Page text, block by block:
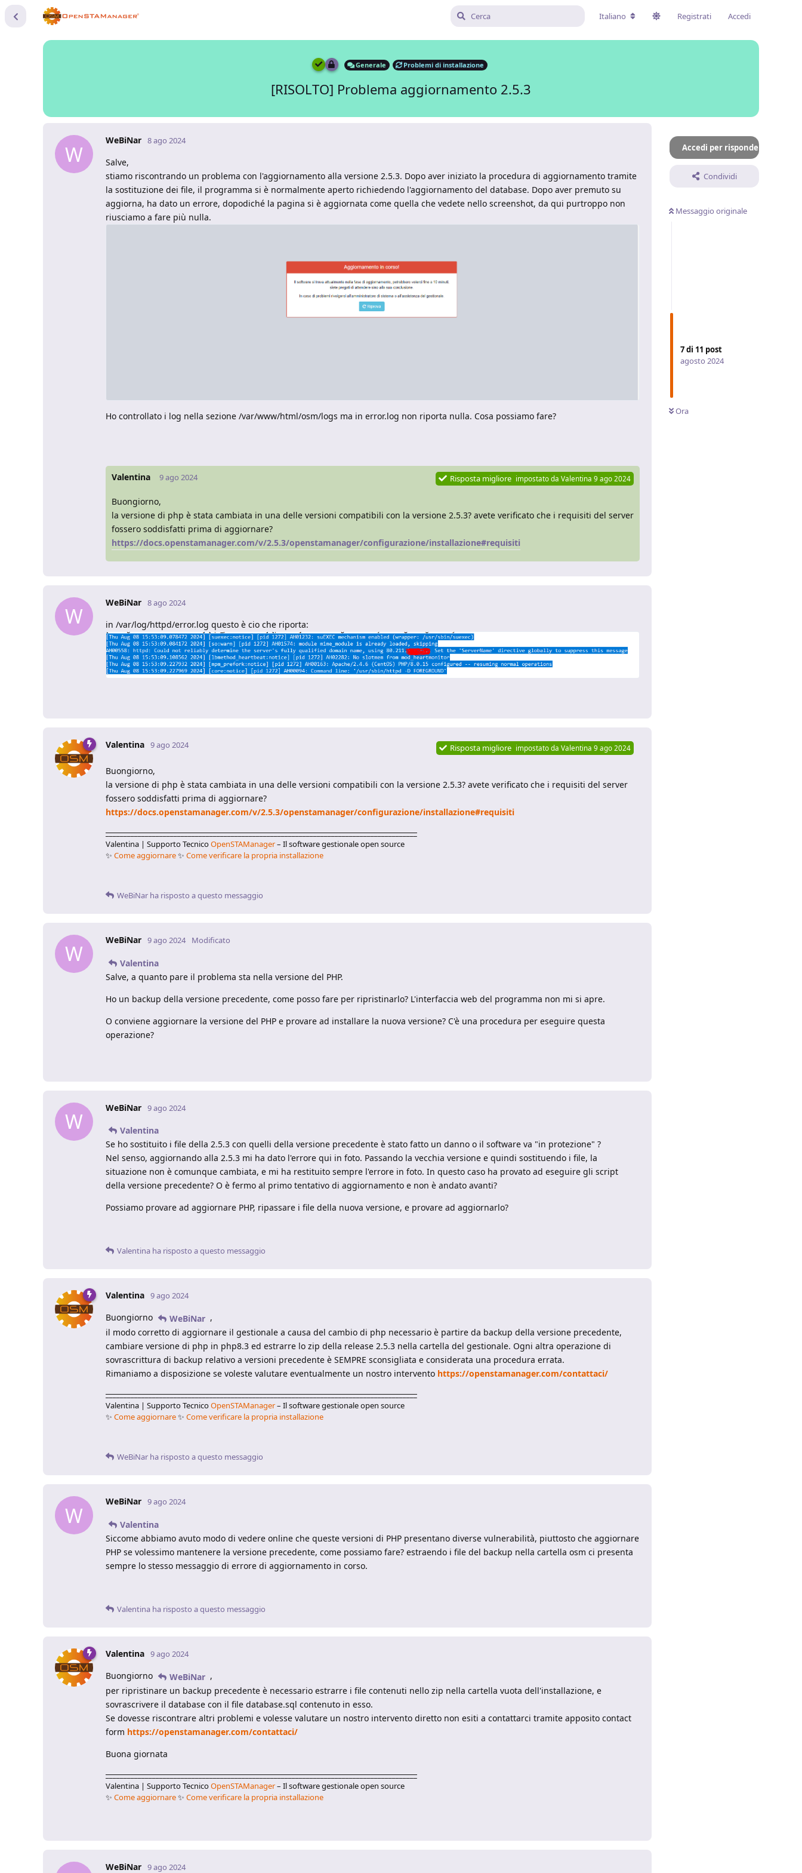
Italiano Registrati Accedi
Generale Problemi di installazione
[RISOLTO] Problema aggiornamento 2.5.3
Accedi per rispondere
Condividi
Messaggio originale
7di 11 post
agosto 2024
Ora
W
WeBiNar 8 ago 2024
Salve,
stiamo riscontrando un problema con l'aggiornamento alla versione 2.5.3. Dopo aver iniziato la procedura di aggiornamento tramite
la sostituzione dei file, il programma si è normalmente aperto richiedendo l'aggiornamento del database. Dopo aver premuto su
aggiorna, ha dato un errore, dopodiché la pagina si è aggiornata come quella che vedete nello screenshot, da qui purtroppo non
riusciamo a fare più nulla.
Ho controllato i log nella sezione /var/www/html/osm/logs ma in error.log non riporta nulla. Cosa possiamo fare?
Valentina 9 ago 2024 Risposta migliore impostato da Valentina 9 ago 2024
Buongiorno,
la versione di php è stata cambiata in una delle versioni compatibili con la versione 2.5.3? avete verificato che i requisiti del server
fossero soddisfatti prima di aggiornare?
https://docs.openstamanager.com/v/2.5.3/openstamanager/configurazione/installazione#requisiti
W
WeBiNar 8 ago 2024
in /var/log/httpd/error.log questo è cio che riporta:
Valentina 9 ago 2024 Risposta migliore impostato da Valentina 9 ago 2024
Buongiorno,
la versione di php è stata cambiata in una delle versioni compatibili con la versione 2.5.3? avete verificato che i requisiti del server
fossero soddisfatti prima di aggiornare?
https://docs.openstamanager.com/v/2.5.3/openstamanager/configurazione/installazione#requisiti
_______________________________________________________________________________________
Valentina | Supporto TecnicoOpenSTAManager– Il software gestionale open source
✨ Come aggiornare✨ Come verificare la propria installazione
WeBiNar ha risposto a questo messaggio
W
WeBiNar 9 ago 2024 Modificato
Valentina
Salve, a quanto pare il problema sta nella versione del PHP.
Ho un backup della versione precedente, come posso fare per ripristinarlo? L'interfaccia web del programma non mi si apre.
O conviene aggiornare la versione del PHP e provare ad installare la nuova versione? C'è una procedura per eseguire questa
operazione?
W
WeBiNar 9 ago 2024
Valentina
Se ho sostituito i file della 2.5.3 con quelli della versione precedente è stato fatto un danno o il software va "in protezione" ?
Nel senso, aggiornando alla 2.5.3 mi ha dato l'errore qui in foto. Passando la vecchia versione e quindi sostituendo i file, la
situazione non è comunque cambiata, e mi ha restituito sempre l'errore in foto. In questo caso ha provato ad eseguire gli script
della versione precedente? O è fermo al primo tentativo di aggiornamento e non è andato avanti?
Possiamo provare ad aggiornare PHP, ripassare i file della nuova versione, e provare ad aggiornarlo?
Valentina ha risposto a questo messaggio
Valentina 9 ago 2024
Buongiorno WeBiNar ,
il modo corretto di aggiornare il gestionale a causa del cambio di php necessario è partire da backup della versione precedente,
cambiare versione di php in php8.3 ed estrarre lo zip della release 2.5.3 nella cartella del gestionale. Ogni altra operazione di
sovrascrittura di backup relativo a versioni precedente è SEMPRE sconsigliata e considerata una procedura errata.
Rimaniamo a disposizione se voleste valutare eventualmente un nostro intervento https://openstamanager.com/contattaci/
_______________________________________________________________________________________
Valentina | Supporto TecnicoOpenSTAManager– Il software gestionale open source
✨ Come aggiornare✨ Come verificare la propria installazione
WeBiNar ha risposto a questo messaggio
W
WeBiNar 9 ago 2024
Valentina
Siccome abbiamo avuto modo di vedere online che queste versioni di PHP presentano diverse vulnerabilità, piuttosto che aggiornare
PHP se volessimo mantenere la versione precedente, come possiamo fare? estraendo i file del backup nella cartella osm ci presenta
sempre lo stesso messaggio di errore di aggiornamento in corso.
Valentina ha risposto a questo messaggio
Valentina 9 ago 2024
Buongiorno WeBiNar ,
per ripristinare un backup precedente è necessario estrarre i file contenuti nello zip nella cartella vuota dell'installazione, e
sovrascrivere il database con il file database.sql contenuto in esso.
Se dovesse riscontrare altri problemi e volesse valutare un nostro intervento diretto non esiti a contattarci tramite apposito contact
form https://openstamanager.com/contattaci/
Buona giornata
_______________________________________________________________________________________
Valentina | Supporto TecnicoOpenSTAManager– Il software gestionale open source
✨ Come aggiornare✨ Come verificare la propria installazione
WeBiNar 9 ago 2024